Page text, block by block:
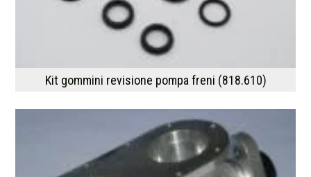
Kit gommini revisione pompa freni (818.610)